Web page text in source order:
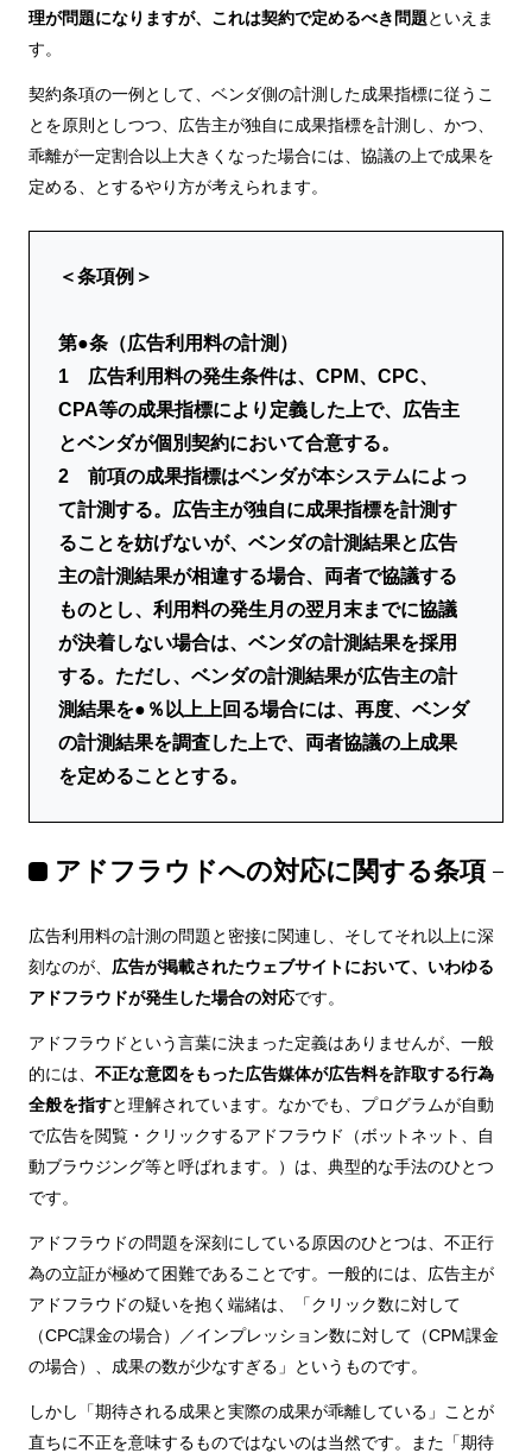
理が問題になりますが、これは契約で定めるべき問題といえま
す。
契約条項の一例として、ベンダ側の計測した成果指標に従うこ
とを原則としつつ、広告主が独自に成果指標を計測し、かつ、
乖離が一定割合以上大きくなった場合には、協議の上で成果を
定める、とするやり方が考えられます。
＜条項例＞
第●条（広告利用料の計測）
1 広告利用料の発生条件は、CPM、CPC、
CPA等の成果指標により定義した上で、広告主
とベンダが個別契約において合意する。
2 前項の成果指標はベンダが本システムによっ
て計測する。広告主が独自に成果指標を計測す
ることを妨げないが、ベンダの計測結果と広告
主の計測結果が相違する場合、両者で協議する
ものとし、利用料の発生月の翌月末までに協議
が決着しない場合は、ベンダの計測結果を採用
する。ただし、ベンダの計測結果が広告主の計
測結果を●％以上上回る場合には、再度、ベンダ
の計測結果を調査した上で、両者協議の上成果
を定めることとする。
アドフラウドへの対応に関する条項
広告利用料の計測の問題と密接に関連し、そしてそれ以上に深
刻なのが、 広告が掲載されたウェブサイトにおいて、いわゆる
アドフラウドが発生した場合の対応です。
アドフラウドという言葉に決まった定義はありませんが、一般
的には、 不正な意図をもった広告媒体が広告料を詐取する行為
全般を指すと理解されています。なかでも、プログラムが自動
で広告を閲覧・クリックするアドフラウド（ボットネット、自
動ブラウジング等と呼ばれます。）は、典型的な手法のひとつ
です。
アドフラウドの問題を深刻にしている原因のひとつは、不正行
為の立証が極めて困難であることです。一般的には、広告主が
アドフラウドの疑いを抱く端緒は、「クリック数に対して
（CPC課金の場合）／インプレッション数に対して（CPM課金
の場合）、成果の数が少なすぎる」というものです。
しかし「期待される成果と実際の成果が乖離している」ことが
直ちに不正を意味するものではないのは当然です。また「期待